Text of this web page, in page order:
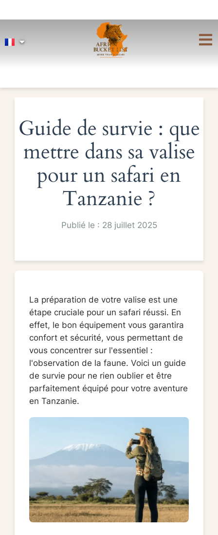
Guide de survie : que
mettre dans sa valise
pour un safari en
Tanzanie ?
Publié le : 28 juillet 2025
La préparation de votre valise est une
étape cruciale pour un safari réussi. En
effet, le bon équipement vous garantira
confort et sécurité, vous permettant de
vous concentrer sur l'essentiel :
l'observation de la faune. Voici un guide
de survie pour ne rien oublier et être
parfaitement équipé pour votre aventure
en Tanzanie.